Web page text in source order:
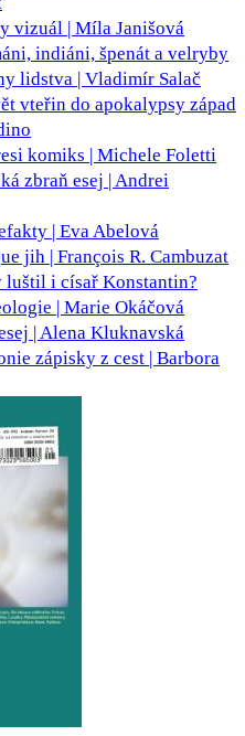
vizuál | Míla Janišová
indiáni, špenát a velryby
lidstva | Vladimír Salač
vteřin do apokalypsy západ
komiks | Michele Foletti
zbraň esej | Andrei
| Eva Abelová
jih | François R. Cambuzat
luštil i císař Konstantin?
| Marie Okáčová
| Alena Kluknavská
zápisky z cest | Barbora